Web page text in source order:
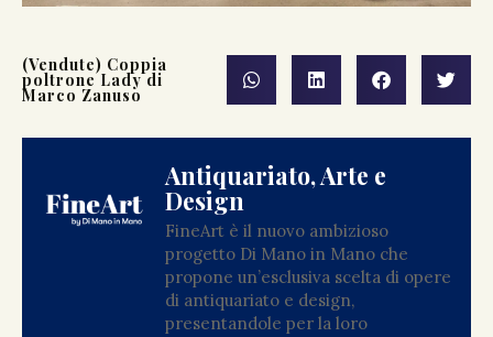
(Vendute) Coppia
poltrone Lady di
Marco Zanuso
Antiquariato, Arte e
Design
FineArt è il nuovo ambizioso
progetto Di Mano in Mano che
propone un’esclusiva scelta di opere
di antiquariato e design,
presentandole per la loro